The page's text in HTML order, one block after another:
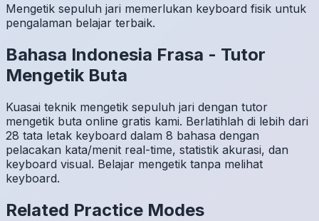
Mengetik sepuluh jari memerlukan keyboard fisik untuk
pengalaman belajar terbaik.
Bahasa Indonesia Frasa - Tutor
Mengetik Buta
Kuasai teknik mengetik sepuluh jari dengan tutor
mengetik buta online gratis kami. Berlatihlah di lebih dari
28 tata letak keyboard dalam 8 bahasa dengan
pelacakan kata/menit real-time, statistik akurasi, dan
keyboard visual. Belajar mengetik tanpa melihat
keyboard.
Related Practice Modes